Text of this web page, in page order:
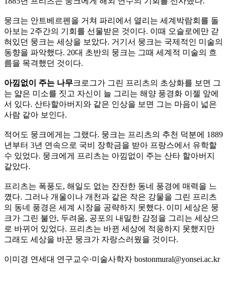
뭉크는 안트베르펜을 거쳐 파리에서 열리는 세계박람회를 돌
아보는 2주간의 기회를 선물받은 것이다. 이때 오슬로에만 갇
혀있던 뭉크는 세상을 보았다. 거기서 뭉크는 국제적인 미술의
동향을 파악했다. 20대 초반의 뭉크는 그때 세계적 미술의 흐
름을 목격했던 것이다.
아낌없이 주는 나무크로그가 그린 프리츠의 초상화를 보면 그
는 얇은 미소를 짓고 자신이 늘 그리는 해양 풍경화 이젤 앞에
서 있다. 산타할아버지와 같은 인상을 보면 그는 마음이 넓은
사람 같아 보인다.
적어도 뭉크에게는 그랬다. 뭉크는 프리츠의 추천 덕분에 1889
년부터 3년 연속으로 국비 장학금을 받아 프랑스에서 유학할
수 있었다. 뭉크에게 프리츠는 아낌없이 주는 산타 할아버지
같았다.
프리츠는 폭풍도, 해일도 없는 잔잔한 동네 풍경에 매력을 느
꼈다. 그러나 개울이나 개천과 같은 작은 강물을 그린 프리츠
의 동네 풍경은 세계 시장을 공략하지 못했다. 이미 세상은 뭉
크가 그린 불안, 두려움, 공포의 내밀한 감정을 그리는 세상으
로 바뀌어 있었다. 프리츠는 바뀐 세상에 적응하지 못했지만
그래도 세상을 바꾼 뭉크가 자랑스러웠을 것이다.
이미경 연세대 연구교수·미술사학자 bostonmural@yonsei.ac.kr